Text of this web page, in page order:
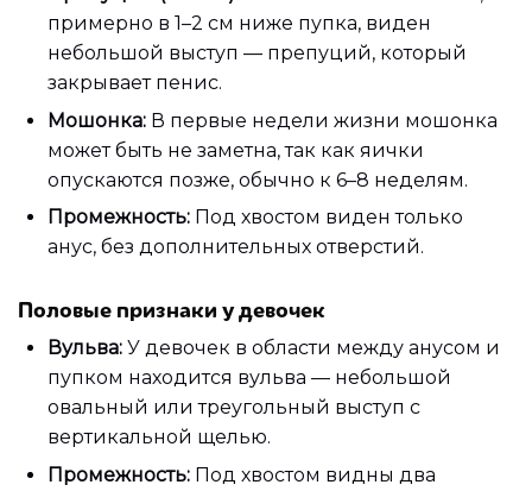
примерно в 1–2 см ниже пупка, виден
небольшой выступ — препуций, который
закрывает пенис.
Мошонка: В первые недели жизни мошонка
может быть не заметна, так как яички
опускаются позже, обычно к 6–8 неделям.
Промежность: Под хвостом виден только
анус, без дополнительных отверстий.
Половые признаки у девочек
Вульва: У девочек в области между анусом и
пупком находится вульва — небольшой
овальный или треугольный выступ с
вертикальной щелью.
Промежность: Под хвостом видны два